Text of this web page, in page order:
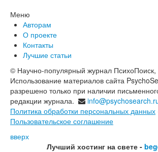
Меню
Авторам
О проекте
Контакты
Лучшие статьи
© Научно-популярный журнал ПсихоПоиск,
Использование материалов сайта
разрешено только при наличии
редакции журнала.
Политика обработки персональных данных
Пользовательское соглашение
вверх
Лучший хостинг на свете -